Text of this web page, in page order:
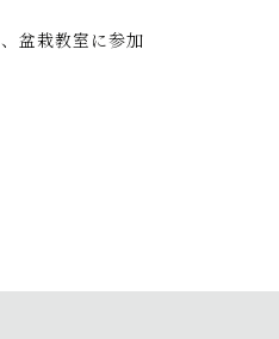
盆栽教室に参加